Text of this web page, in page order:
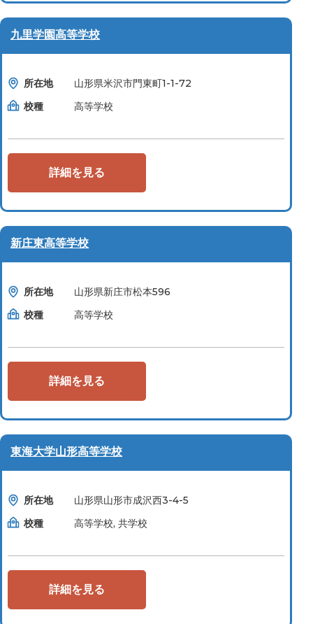
九里学園高等学校
所在地
山形県米沢市門東町1-1-72
校種
高等学校
詳細を見る
新庄東高等学校
所在地
山形県新庄市松本596
校種
高等学校
詳細を見る
東海大学山形高等学校
所在地
山形県山形市成沢西3-4-5
校種
高等学校, 共学校
詳細を見る